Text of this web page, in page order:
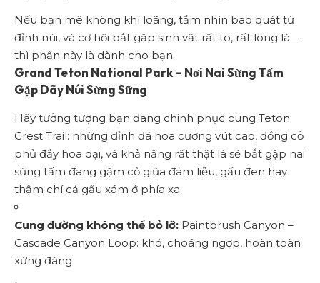
Nếu bạn mê không khí loãng, tầm nhìn bao quát từ
đỉnh núi, và cơ hội bắt gặp sinh vật rất to, rất lông lá—
thì phần này là dành cho bạn.
Grand Teton National Park – Nơi Nai Sừng Tấm
Gặp Dãy Núi Sừng Sững
Hãy tưởng tượng bạn đang chinh phục cung Teton
Crest Trail: những đỉnh đá hoa cương vút cao, đồng cỏ
phủ đầy hoa dại, và khả năng rất thật là sẽ bắt gặp nai
sừng tấm đang gặm cỏ giữa đám liễu, gấu đen hay
thậm chí cả gấu xám ở phía xa.
Cung đường không thể bỏ lỡ: Paintbrush Canyon –
Cascade Canyon Loop: khó, choáng ngợp, hoàn toàn
xứng đáng